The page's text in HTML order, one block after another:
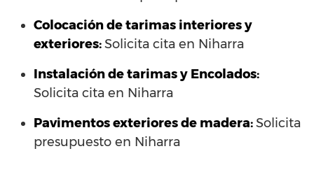
Colocación de tarimas interiores y
exteriores:Solicita cita en Niharra
Instalación de tarimas y Encolados:
Solicita cita en Niharra
Pavimentos exteriores de madera:Solicita
presupuesto en Niharra